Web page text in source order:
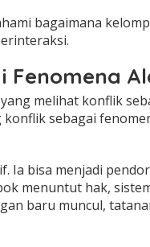
bagaimana
Fenomena
melihat konflik
sebagai
Ia bisa menjadi
menuntut hak,
baru muncul,